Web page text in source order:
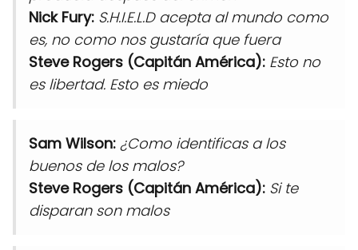
Nick Fury: S.H.I.E.L.D acepta al mundo como
es, no como nos gustaría que fuera
Steve Rogers (Capitán América): Esto no
es libertad. Esto es miedo
Sam Wilson: ¿Como identificas a los
buenos de los malos?
Steve Rogers (Capitán América): Si te
disparan son malos